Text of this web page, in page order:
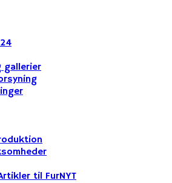
gallerier
til FurNYT